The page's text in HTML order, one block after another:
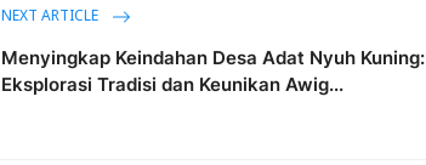
NEXT ARTICLE
Menyingkap Keindahan Desa Adat Nyuh Kuning:
Eksplorasi Tradisi dan Keunikan Awig...